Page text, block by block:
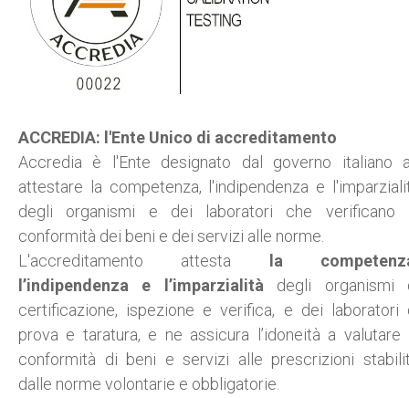
ACCREDIA: l'Ente Unico di accreditamento
Accredia è l'Ente designato dal governo italiano
attestare la competenza, l'indipendenza e
degli organismi e dei laboratori che verificano
conformità dei beni e dei servizi alle norme.
L'accreditamento attesta
la
l’indipendenza e l’imparzialità degli organismi
certificazione, ispezione e verifica, e dei laboratori
prova e taratura, e ne assicura l’idoneità a valutare
conformità di beni e servizi alle prescrizioni
dalle norme volontarie e obbligatorie.